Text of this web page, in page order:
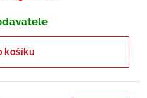
košíku